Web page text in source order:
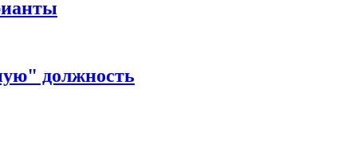
должность